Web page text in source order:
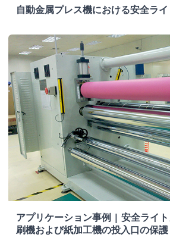
自動金属プレス機における安全ラ
アプリケーション事例 | 安全ライ
刷機および紙加工機の投入口の保護